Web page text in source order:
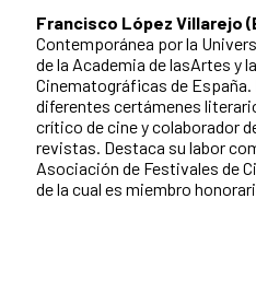
Francisco López Villarejo
Contemporánea por la
de la Academia de lasArtes y
Cinematográficas de España.
diferentes certámenes
crítico de cine y colaborador
revistas. Destaca su labor
Asociación de Festivales de
de la cual es miembro